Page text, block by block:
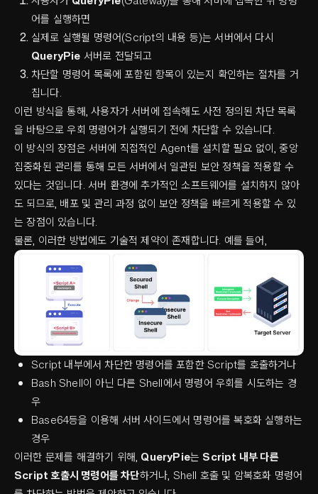
어를 실행하면
실제로 실행될 명령어(Script의 내용 등)는 서버에서 다시
QueryPie 서버로 전달되고
차단할 명령어 목록에 포함된 항목이 있는지 확인하는 절차를 거
칩니다.
이런 방식을 통해, 사용자가 서버에 접속해도 사전 정의된 차단 목록
을 바탕으로 우회 명령어가 실행되기 전에 차단할 수 있습니다.
이 방식의 장점은 서버에 직접적인 Agent를 설치할 필요 없이, 중앙
집중화된 관리를 통해 모든 서버에서 일관된 보안 정책을 적용할 수
있다는 것입니다. 서버 환경에 추가적인 소프트웨어를 설치하지 않아
도 되므로, 배포 및 관리 과정 없이 보안 정책을 빠르게 적용할 수 있
는 장점이 있습니다.
물론, 이러한 방법에도 기술적 제약이 존재합니다. 예를 들어,
Script 내부에서 차단한 명령어를 포함한 Script를 호출하거나
Bash Shell이 아닌 다른 Shell에서 명령어 우회를 시도하는 경
우
Base64등을 이용해 서버 사이드에서 명령어를 복호화 실행하는
경우
이러한 문제를 해결하기 위해, QueryPie는 Script 내부 다른
Script 호출시 명령어를 차단하거나, Shell 호출 및 암복호화 명령어